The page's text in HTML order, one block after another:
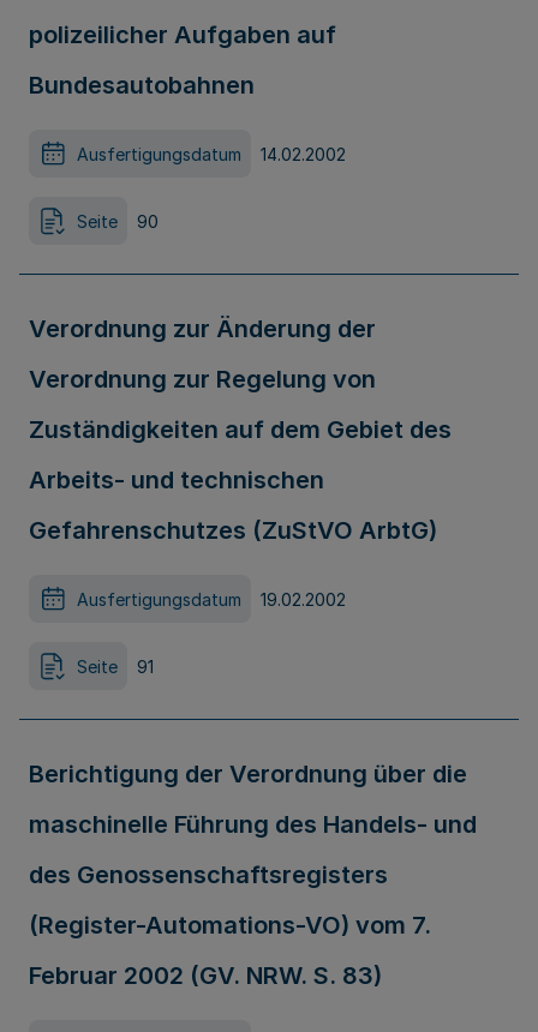
polizeilicher Aufgaben auf
Bundesautobahnen
Ausfertigungsdatum 14.02.2002
Seite 90
Verordnung zur Änderung der
Verordnung zur Regelung von
Zuständigkeiten auf dem Gebiet des
Arbeits- und technischen
Gefahrenschutzes (ZuStVO ArbtG)
Ausfertigungsdatum 19.02.2002
Seite 91
Berichtigung der Verordnung über die
maschinelle Führung des Handels- und
des Genossenschaftsregisters
(Register-Automations-VO) vom 7.
Februar 2002 (GV. NRW. S. 83)